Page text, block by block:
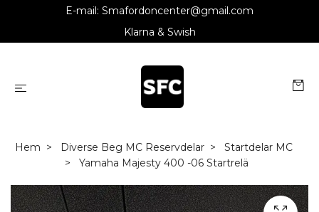
E-mail: Smafordoncenter@gmail.com
Klarna & Swish
Hem Diverse Beg MC Reservdelar
Startdelar MC
Yamaha Majesty 400 -06 Startrelä